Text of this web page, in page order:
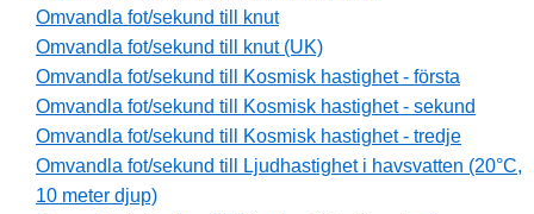
Omvandla fot/sekund till knut
Omvandla fot/sekund till knut (UK)
Omvandla fot/sekund till Kosmisk hastighet - första
Omvandla fot/sekund till Kosmisk hastighet - sekund
Omvandla fot/sekund till Kosmisk hastighet - tredje
Omvandla fot/sekund till Ljudhastighet i havsvatten (20°C,
10 meter djup)